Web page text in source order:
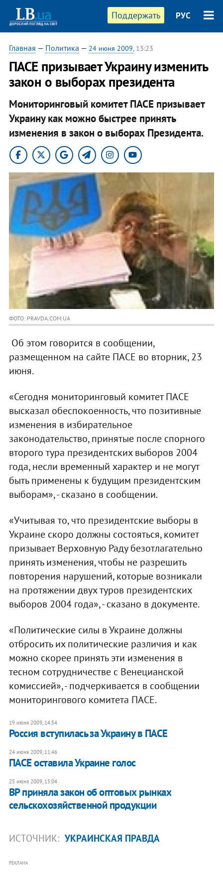
Поддержать РУС
Главная — Политика — 24 июня 2009, 13:23
ПАСЕ призывает Украину изменить
закон о выборах президента
Мониторинговый комитет ПАСЕ призывает
Украину как можно быстрее принять
изменения в закон о выборах Президента.
ФОТО: PRAVDA.COM.UA
Об этом говорится в сообщении,
размещенном на сайте ПАСЕ во вторник, 23
июня.
«Сегодня мониторинговый комитет ПАСЕ
высказал обеспокоенность, что позитивные
изменения в избирательное
законодательство, принятые после спорного
второго тура президентских выборов 2004
года, несли временный характер и не могут
быть применены к будущим президентским
выборам», - сказано в сообщении.
«Учитывая то, что президентские выборы в
Украине скоро должны состояться, комитет
призывает Верховную Раду безотлагательно
принять изменения, чтобы не разрешить
повторения нарушений, которые возникали
на протяжении двух туров президентских
выборов 2004 года», - сказано в документе.
«Политические силы в Украине должны
отбросить их политические различия и как
можно скорее принять эти изменения в
тесном сотрудничестве с Венецианской
комиссией», - подчеркивается в сообщении
мониторингового комитета ПАСЕ.
19 июня 2009, 14:54
Россия вступилась за Украину в ПАСЕ
24 июня 2009, 11:46
ПАСЕ оставила Украине голос
25 июня 2009, 15:04
ВР приняла закон об оптовых рынках
сельскохозяйственной продукции
ИСТОЧНИК: УКРАИНСКАЯ ПРАВДА
РЕКЛАМА